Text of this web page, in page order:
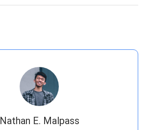
Nathan E. Malpass